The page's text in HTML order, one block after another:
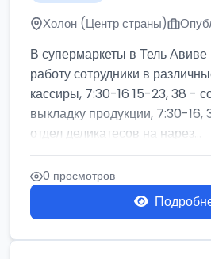
Холон (Центр страны)
В супермаркеты в Тель
работу сотрудники в
кассиры, 7:30-16 15-23, 38 -
выкладку продукции, 7:30-16,
отдел деликатесов на нарез...
0 просмотров